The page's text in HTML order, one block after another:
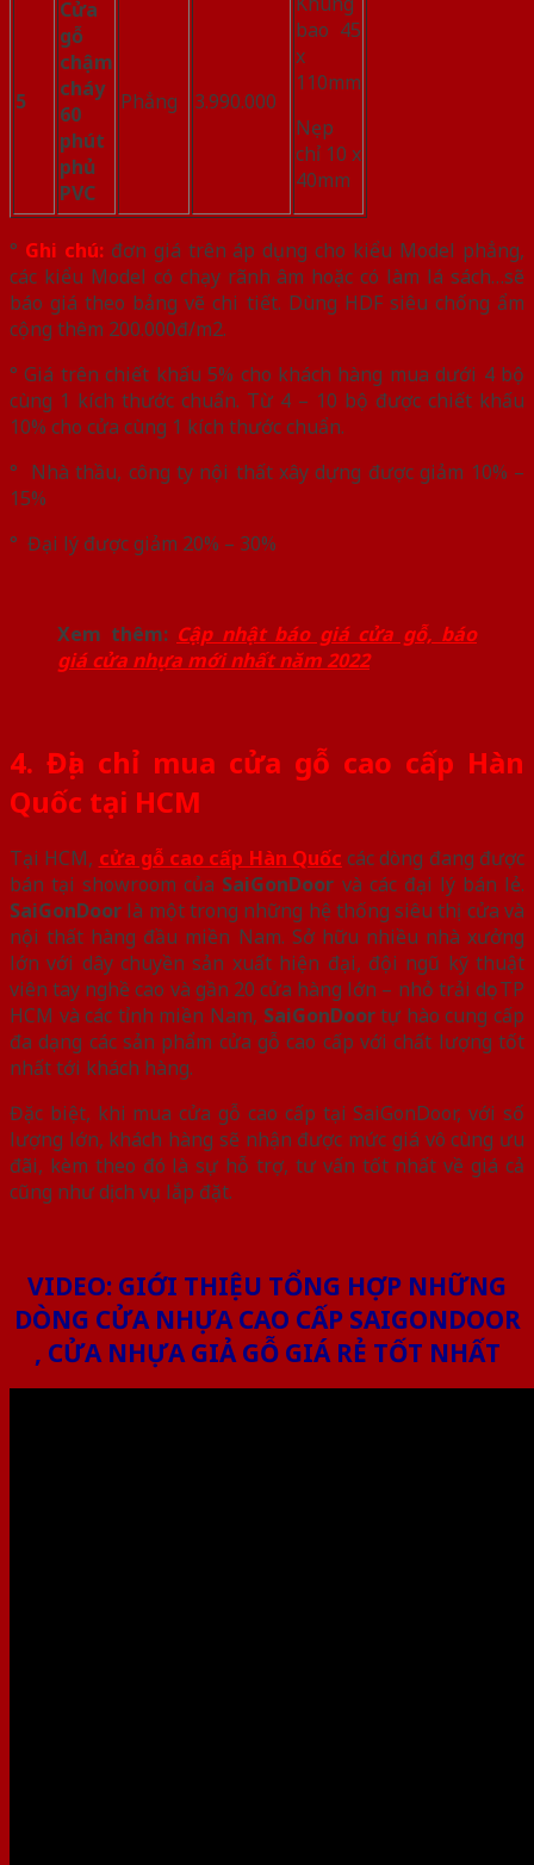
5
Cửa
gỗ
chậm
cháy
60
phút
phủ
PVC
Phẳng 3.990.000
bao 45
x
110mm
Nẹp
chỉ 10 x
40mm
° Ghi chú:đơn giá trên áp dụng cho kiểu Model phẳng,
các kiểu Model có chạy rãnh âm hoặc có làm lá sách…sẽ
báo giá theo bảng vẽ chi tiết. Dùng HDF siêu chống ẩm
cộng thêm 200.000đ/m2.
° Giá trên chiết khấu 5% cho khách hàng mua dưới 4 bộ
cùng 1 kích thước chuẩn. Từ 4 – 10 bộ được chiết khấu
10% cho cửa cùng 1 kích thước chuẩn.
° Nhà thầu, công ty nội thất xây dựng được giảm 10% –
15%
° Đại lý được giảm 20% – 30%
Xem thêm: Cập nhật báo giá cửa gỗ, báo
giá cửa nhựa mới nhất năm 2022
4. Địa chỉ mua cửa gỗ cao cấp Hàn
Quốc tại HCM
Tại HCM, cửa gỗ cao cấp Hàn Quốc các dòng đang được
bán tại showroom của SaiGonDoor và các đại lý bán lẻ.
SaiGonDoor là một trong những hệ thống siêu thị cửa và
nội thất hàng đầu miền Nam. Sở hữu nhiều nhà xưởng
lớn với dây chuyền sản xuất hiện đại, đội ngũ kỹ thuật
viên tay nghề cao và gần 20 cửa hàng lớn – nhỏ trải dọc TP
HCM và các tỉnh miền Nam, SaiGonDoortự hào cung cấp
đa dạng các sản phẩm cửa gỗ cao cấp với chất lượng tốt
nhất tới khách hàng.
Đặc biệt, khi mua cửa gỗ cao cấp tại SaiGonDoor, với số
lượng lớn, khách hàng sẽ nhận được mức giá vô cùng ưu
đãi, kèm theo đó là sự hỗ trợ, tư vấn tốt nhất về giá cả
cũng như dịch vụ lắp đặt.
VIDEO: GIỚI THIỆU TỔNG HỢP NHỮNG
DÒNG CỬA NHỰA CAO CẤP SAIGONDOOR
, CỬA NHỰA GIẢ GỖ GIÁ RẺ TỐT NHẤT